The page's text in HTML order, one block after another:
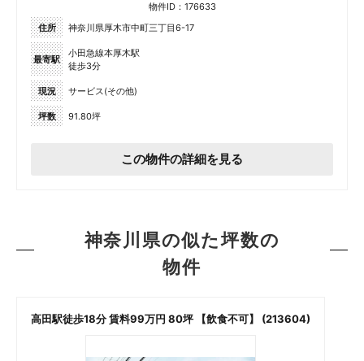
物件ID：176633
住所
神奈川県厚木市中町三丁目6-17
最寄駅
小田急線本厚木駅
徒歩3分
現況 サービス(その他)
坪数 91.80坪
この物件の詳細を見る
神奈川県の似た坪数の
物件
高田駅徒歩18分 賃料99万円 80坪 【飲食不可】 (213604)